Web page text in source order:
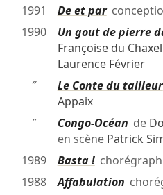
1991
De et par
1990
Un gout de pierre
Françoise du Chaxel
Laurence Février
″
Le Conte du tailleur
Appaix
″
Congo-Océan de
en scène Patrick
1989
Basta !
1988
Affabulation